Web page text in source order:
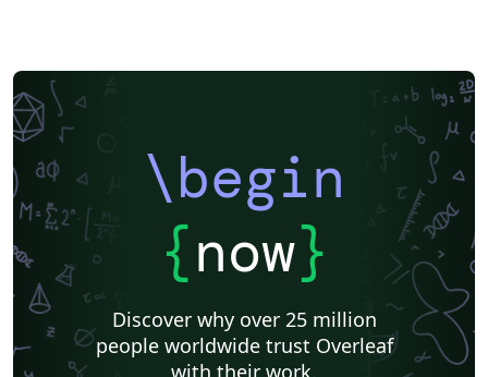
\begin
{now}
Discover why over 25 million
people worldwide trust Overleaf